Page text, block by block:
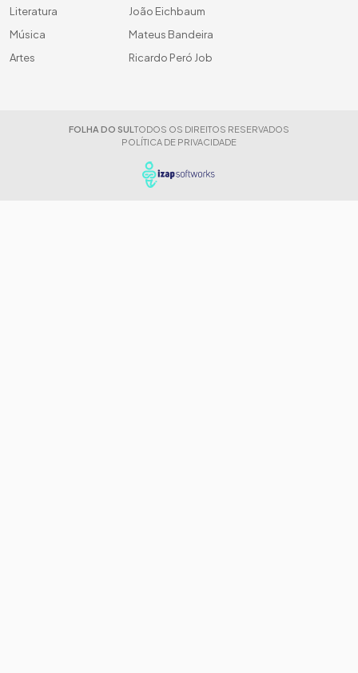
Literatura
Música
Artes
João Eichbaum
Mateus Bandeira
Ricardo Peró Job
FOLHA DO SUL TODOS OS DIREITOS RESERVADOS
POLÍTICA DE PRIVACIDADE